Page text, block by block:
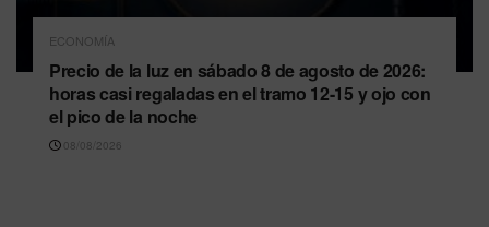
ECONOMÍA
Precio de la luz en sábado 8 de agosto de 2026:
horas casi regaladas en el tramo 12-15 y ojo con
el pico de la noche
08/08/2026